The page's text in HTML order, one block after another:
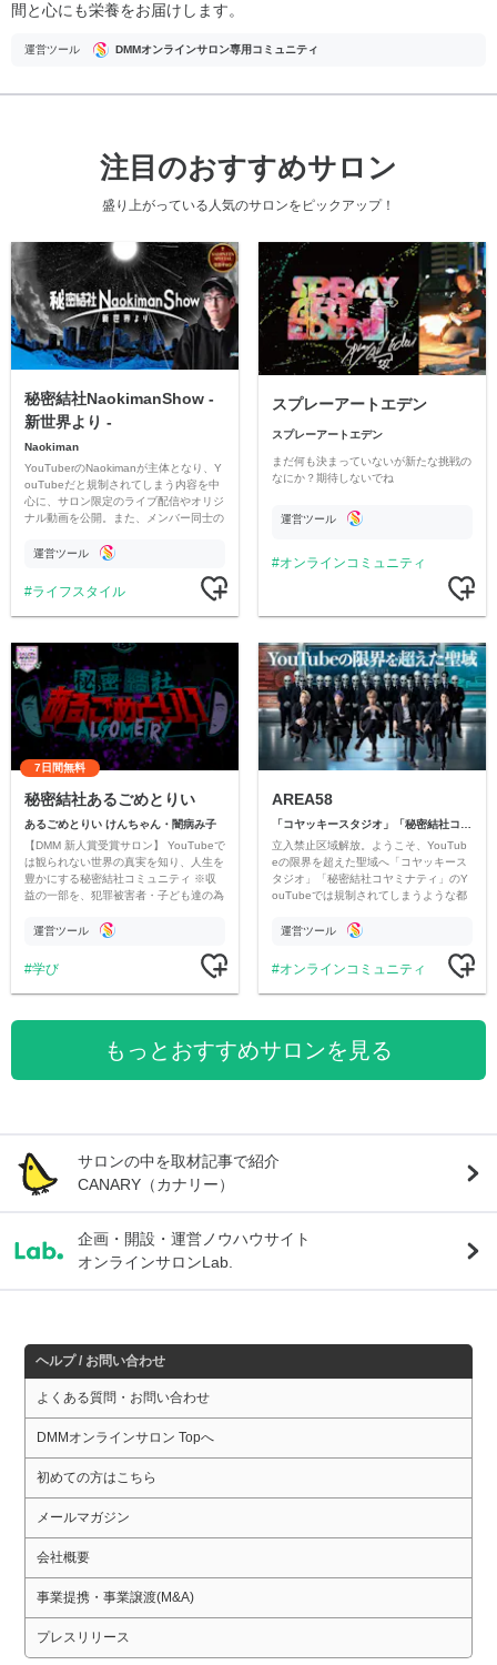
間と心にも栄養をお届けします。
運営ツール DMMオンラインサロン専用コミュニティ
注目のおすすめサロン
盛り上がっている人気のサロンをピックアップ！
秘密結社NaokimanShow -
新世界より -
Naokiman
YouTuberのNaokimanが主体となり、Y
ouTubeだと規制されてしまう内容を中
心に、サロン限定のライブ配信やオリジ
ナル動画を公開。また、メンバー同士の
ただいています。
運営ツール
ライフスタイル
スプレーアートエデン
スプレーアートエデン
まだ何も決まっていないが新たな挑戦の
なにか？期待しないでね
運営ツール
オンラインコミュニティ
7日間無料
秘密結社あるごめとりい
あるごめとりい けんちゃん・闇病み子
【DMM 新人賞受賞サロン】 YouTubeで
は観られない世界の真実を知り、人生を
豊かにする秘密結社コミュニティ ※収
益の一部を、犯罪被害者・子ども達の為
す運営ツール
学び
AREA58
立入禁止区域解放。ようこそ、YouTub
eの限界を超えた聖域へ「コヤッキース
タジオ」「秘密結社コヤミナティ」のY
ouTubeでは規制されてしまうような都
公開。
運営ツール
オンラインコミュニティ
もっとおすすめサロンを見る
サロンの中を取材記事で紹介
CANARY（カナリー）
企画・開設・運営ノウハウサイト
オンラインサロンLab.
ヘルプ / お問い合わせ
よくある質問・お問い合わせ
DMMオンラインサロン Topへ
初めての方はこちら
メールマガジン
会社概要
事業提携・事業譲渡(M&A)
プレスリリース